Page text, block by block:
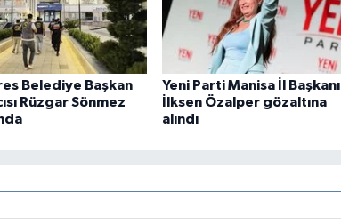
Belediye Başkan
Rüzgar Sönmez
Yeni Parti Manisa İl Başkanı
İlksen Özalper gözaltına
alındı